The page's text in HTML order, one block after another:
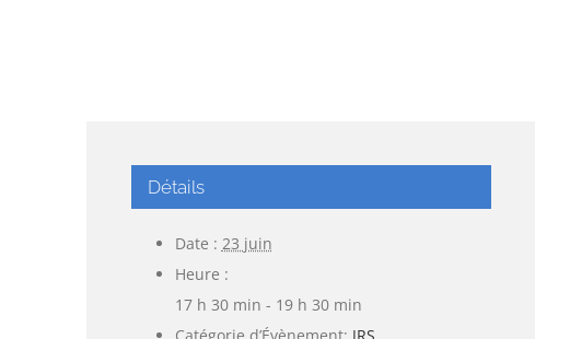
Détails
Date : 23 juin
Heure :
17 h 30 min - 19 h 30 min